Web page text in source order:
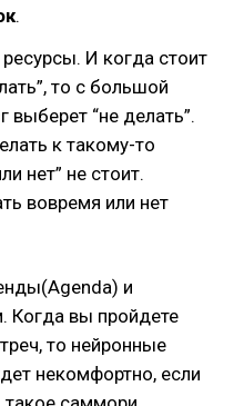
.
И когда стоит
то с большой
выберет “не делать”.
к такому-то
нет” не стоит.
вовремя или нет
и
Когда вы пройдете
то нейронные
некомфортно, если